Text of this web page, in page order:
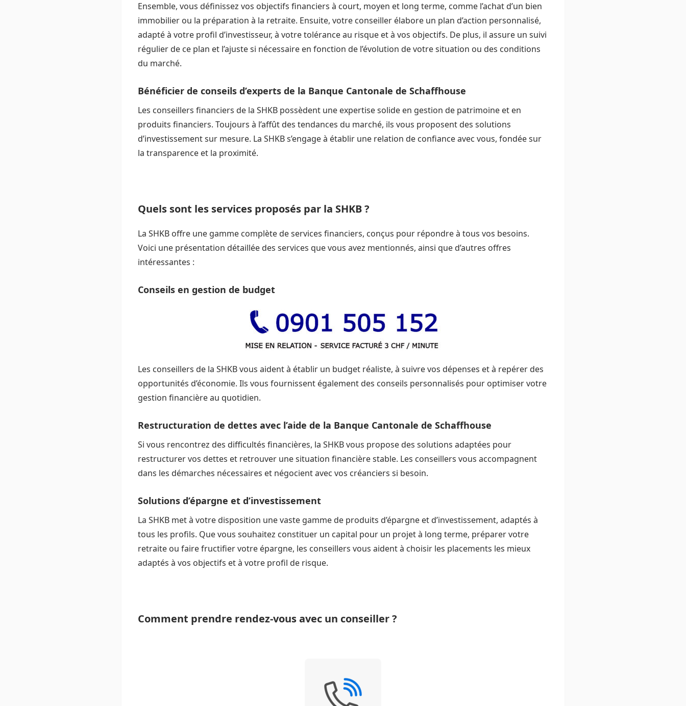
Ensemble, vous définissez vos objectifs financiers à court, moyen et long terme, comme l’achat d’un bien
immobilier ou la préparation à la retraite. Ensuite, votre conseiller élabore un plan d’action personnalisé,
adapté à votre profil d’investisseur, à votre tolérance au risque et à vos objectifs. De plus, il assure un suivi
régulier de ce plan et l’ajuste si nécessaire en fonction de l’évolution de votre situation ou des conditions
du marché.
Bénéficier de conseils d’experts de la Banque Cantonale de Schaffhouse
Les conseillers financiers de la SHKB possèdent une expertise solide en gestion de patrimoine et en
produits financiers. Toujours à l’affût des tendances du marché, ils vous proposent des solutions
d’investissement sur mesure. La SHKB s’engage à établir une relation de confiance avec vous, fondée sur
la transparence et la proximité.
Quels sont les services proposés par la SHKB ?
La SHKB offre une gamme complète de services financiers, conçus pour répondre à tous vos besoins.
Voici une présentation détaillée des services que vous avez mentionnés, ainsi que d’autres offres
intéressantes :
Conseils en gestion de budget
Les conseillers de la SHKB vous aident à établir un budget réaliste, à suivre vos dépenses et à repérer des
opportunités d’économie. Ils vous fournissent également des conseils personnalisés pour optimiser votre
gestion financière au quotidien.
Restructuration de dettes avec l’aide de la Banque Cantonale de Schaffhouse
Si vous rencontrez des difficultés financières, la SHKB vous propose des solutions adaptées pour
restructurer vos dettes et retrouver une situation financière stable. Les conseillers vous accompagnent
dans les démarches nécessaires et négocient avec vos créanciers si besoin.
Solutions d’épargne et d’investissement
La SHKB met à votre disposition une vaste gamme de produits d’épargne et d’investissement, adaptés à
tous les profils. Que vous souhaitez constituer un capital pour un projet à long terme, préparer votre
retraite ou faire fructifier votre épargne, les conseillers vous aident à choisir les placements les mieux
adaptés à vos objectifs et à votre profil de risque.
Comment prendre rendez-vous avec un conseiller ?